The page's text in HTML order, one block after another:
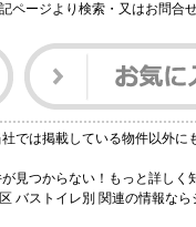
ページより検索・又はお問合せ
では掲載している物件以外に
見つからない！もっと詳しく
バストイレ別 関連の情報な